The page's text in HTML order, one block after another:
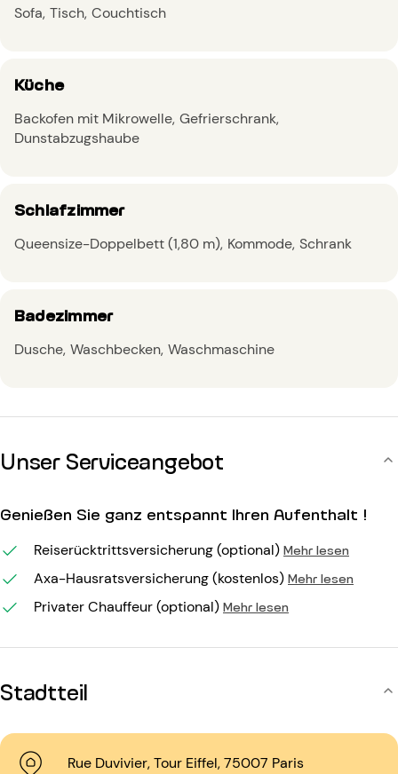
Sofa Tisch Couchtisch
Küche
Backofen mit Mikrowelle Gefrierschrank
Dunstabzugshaube
Schlafzimmer
Queensize-Doppelbett (1,80 m) Kommode Schrank
Badezimmer
Dusche Waschbecken Waschmaschine
Unser Serviceangebot
Genießen Sie ganz entspannt Ihren Aufenthalt !
Reiserücktrittsversicherung (optional) Mehr lesen
Axa-Hausratsversicherung (kostenlos) Mehr lesen
Privater Chauffeur (optional) Mehr lesen
Stadtteil
Rue Duvivier, Tour Eiffel, 75007 Paris